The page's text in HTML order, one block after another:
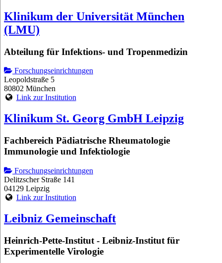
Klinikum der Universität München
(LMU)
Abteilung für Infektions- und Tropenmedizin
Forschungseinrichtungen
Leopoldstraße 5
80802 München
Link zur Institution
Klinikum St. Georg GmbH Leipzig
Fachbereich Pädiatrische Rheumatologie
Immunologie und Infektiologie
Forschungseinrichtungen
Delitzscher Straße 141
04129 Leipzig
Link zur Institution
Leibniz Gemeinschaft
Heinrich-Pette-Institut - Leibniz-Institut für
Experimentelle Virologie